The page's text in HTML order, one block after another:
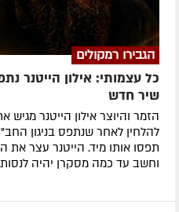
הגבירו רמקולים
כל עצמותי: אילון הייטנר
שיר חדש
הזמר והיוצר אילון הייטנר
להלחין לאחר שנתפס בניגון
תפסו אותו מיד. הייטנר עצר
וחשב עד כמה מסקרן יהיה